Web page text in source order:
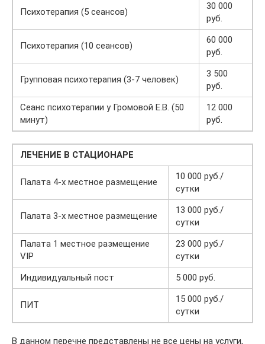
Психотерапия (5 сеансов)
30 000
руб.
Психотерапия (10 сеансов)
60 000
руб.
Групповая психотерапия (3-7 человек)
3 500
руб.
Сеанс психотерапии у Громовой Е.В. (50
минут)
12 000
руб.
ЛЕЧЕНИЕ В СТАЦИОНАРЕ
Палата 4-х местное размещение
10 000 руб./
сутки
Палата 3-х местное размещение
13 000 руб./
сутки
Палата 1 местное размещение
VIP
23 000 руб./
сутки
Индивидуальный пост
5 000 руб.
ПИТ
15 000 руб./
сутки
В данном перечне представлены не все цены на услуги,